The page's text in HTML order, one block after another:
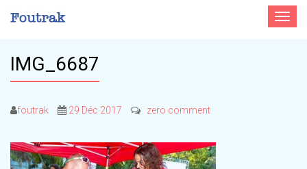
Toggle
IMG_6687
foutrak 29 Déc 2017 zero comment